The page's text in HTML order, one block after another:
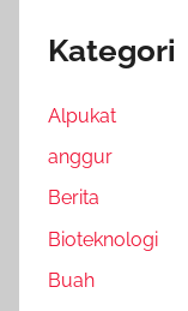
Kategori
Alpukat
anggur
Berita
Bioteknologi
Buah